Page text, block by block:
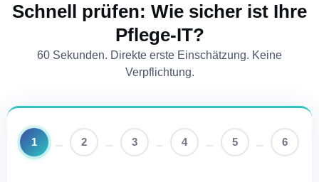
Schnell prüfen: Wie sicher ist Ihre
Pflege-IT?
60 Sekunden. Direkte erste Einschätzung. Keine
Verpflichtung.
1 2 3 4 5 6